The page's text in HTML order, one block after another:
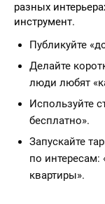
разных
инструмент.
Публикуйте
Делайте
люди любят
Используйте
бесплатно».
Запускайте
по интересам:
квартиры».